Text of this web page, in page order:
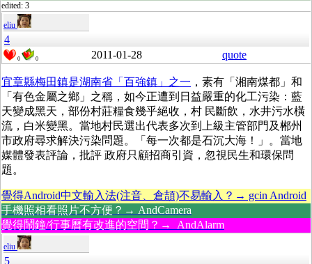
edited: 3
eliu
4
0 0 2011-01-28 quote
宜章縣梅田鎮是湖南省「百強鎮」之一 ，素有「湘南煤都」和
「有色金屬之鄉」之稱，如今正遭到日益嚴重的化工污染：藍
天變成黑天，部份村莊糧食幾乎絕收，村 民斷飲，水井污水橫
流，白米變黑。當地村民選出代表多次到上級主管部門及郴州
市政府尋求解決污染問題。「每一次都是石沉大海！」。當地
媒體發表評論，批評 政府只顧招商引資，忽視民生和環保問
題。
覺得Android中文輸入法(注音、倉頡)不易輸入？→ gcin Android
手機照相看照片不方便？→ AndCamera
覺得鬧鐘/行事曆有改進的空間？→ AndAlarm
eliu
5